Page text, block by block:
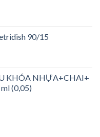
90/15
KHÓA NHỰA+CHAI+
(0,05)